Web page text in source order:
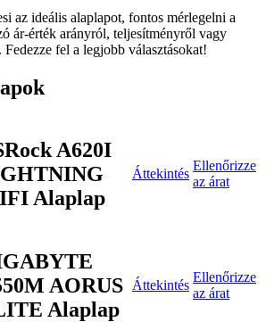
az ideális alaplapot, fontos mérlegelni a
ár-érték arányról, teljesítményről vagy
fel a legjobb választásokat!
A620I
Alaplap
Áttekintés
Ellenőrizze
az árat
AORUS
Alaplap
Áttekintés
Ellenőrizze
az árat